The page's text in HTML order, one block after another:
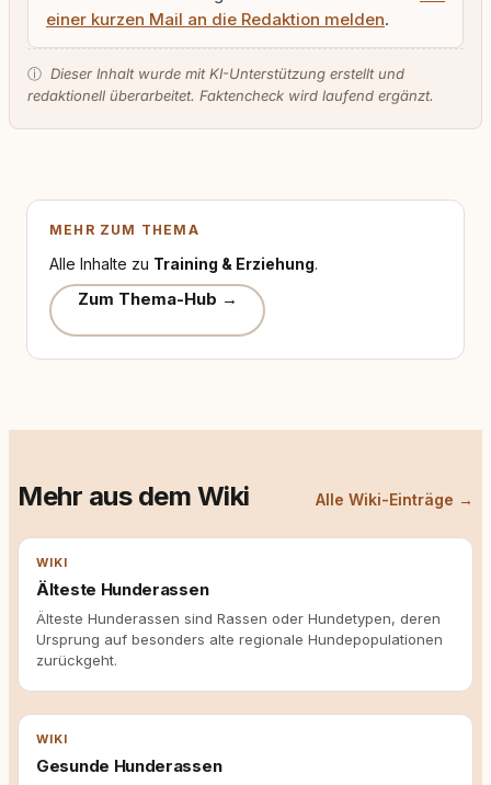
einer kurzen Mail an die Redaktion melden.
ⓘ Dieser Inhalt wurde mit KI-Unterstützung erstellt und
redaktionell überarbeitet. Faktencheck wird laufend ergänzt.
MEHR ZUM THEMA
Alle Inhalte zu Training & Erziehung.
Zum Thema-Hub →
Mehr aus dem Wiki Alle Wiki-Einträge →
WIKI
Älteste Hunderassen
Älteste Hunderassen sind Rassen oder Hundetypen, deren
Ursprung auf besonders alte regionale Hundepopulationen
zurückgeht.
WIKI
Gesunde Hunderassen